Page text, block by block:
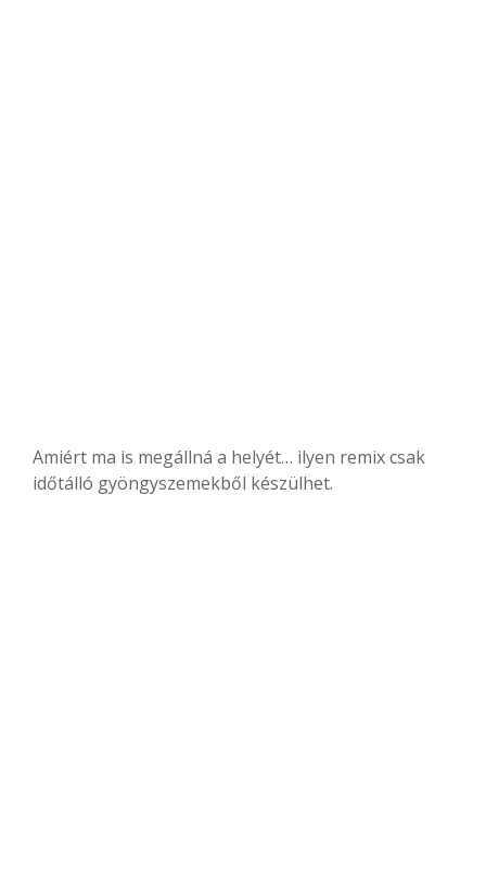
Amiért ma is megállná a helyét… ilyen remix csak
időtálló gyöngyszemekből készülhet.